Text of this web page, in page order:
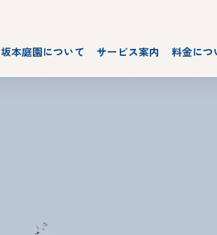
坂本庭園について サービス案内 料金につ